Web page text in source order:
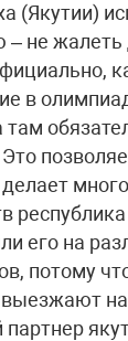
(Якутии)
не
в
делает
его на
потому
выезжают